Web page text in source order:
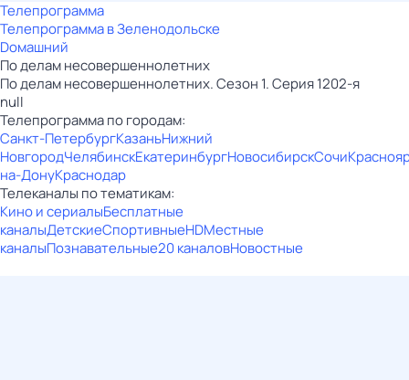
Телепрограмма
Телепрограмма в Зеленодольске
Dомашний
По делам несовершеннолетних
По делам несовершеннолетних. Сезон 1. Серия 1202-я
null
Телепрограмма по городам:
Санкт-ПетербургКазаньНижний
НовгородЧелябинскЕкатеринбургНовосибирскСочи
на-ДонуКраснодар
Телеканалы по тематикам:
Кино и сериалыБесплатные
каналыДетскиеСпортивныеHDМестные
каналыПознавательные20 каналовНовостные